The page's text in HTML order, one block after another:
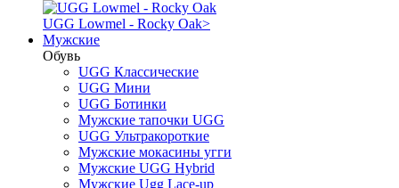
UGG Lowmel - Rocky Oak>
Мужские
Обувь
UGG Классические
UGG Мини
UGG Ботинки
Мужские тапочки UGG
UGG Ультракороткие
Мужские мокасины угги
Мужские UGG Hybrid
Мужские Ugg Lace-up